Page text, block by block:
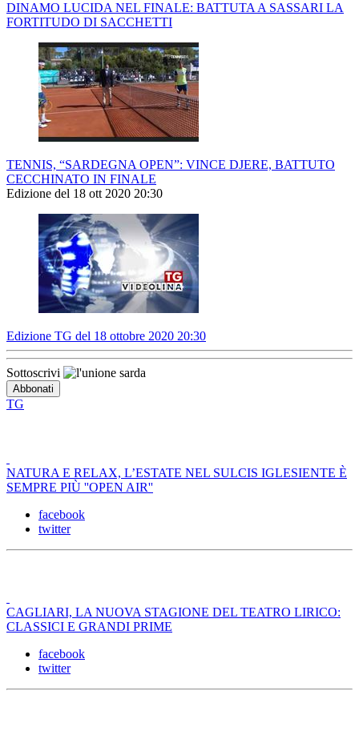
DINAMO LUCIDA NEL FINALE: BATTUTA A SASSARI LA
FORTITUDO DI SACCHETTI
TENNIS, “SARDEGNA OPEN”: VINCE DJERE, BATTUTO
CECCHINATO IN FINALE
Edizione del 18 ott 2020 20:30
Edizione TG del 18 ottobre 2020 20:30
Sottoscrivi
TG
NATURA E RELAX, L’ESTATE NEL SULCIS IGLESIENTE È
SEMPRE PIÙ ''OPEN AIR''
facebook
twitter
CAGLIARI, LA NUOVA STAGIONE DEL TEATRO LIRICO:
CLASSICI E GRANDI PRIME
facebook
twitter